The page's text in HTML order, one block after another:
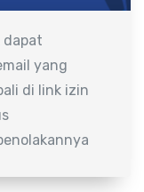
dapat
yang
di link izin